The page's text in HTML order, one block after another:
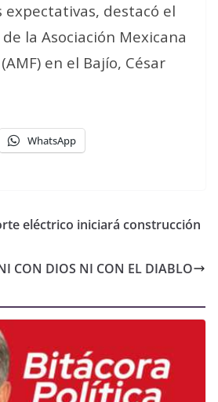
expectativas, destacó el
la Asociación Mexicana
en el Bajío, César
WhatsApp
eléctrico iniciará construcción
CON DIOS NI CON EL DIABLO